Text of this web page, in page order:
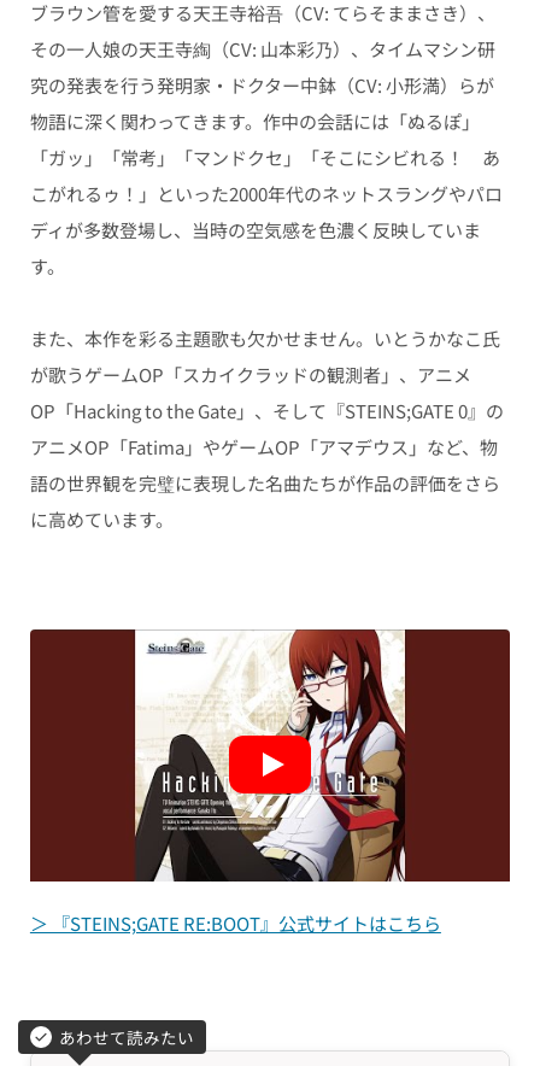
ブラウン管を愛する天王寺裕吾（CV: てらそままさき）、
その一人娘の天王寺綯（CV: 山本彩乃）、タイムマシン研
究の発表を行う発明家・ドクター中鉢（CV: 小形満）らが
物語に深く関わってきます。作中の会話には「ぬるぽ」
「ガッ」「常考」「マンドクセ」「そこにシビれる！ あ
こがれるゥ！」といった2000年代のネットスラングやパロ
ディが多数登場し、当時の空気感を色濃く反映していま
す。
また、本作を彩る主題歌も欠かせません。いとうかなこ氏
が歌うゲームOP「スカイクラッドの観測者」、アニメ
OP「Hacking to the Gate」、そして『STEINS;GATE 0』の
アニメOP「Fatima」やゲームOP「アマデウス」など、物
語の世界観を完璧に表現した名曲たちが作品の評価をさら
に高めています。
＞ 『STEINS;GATE RE:BOOT』公式サイトはこちら
あわせて読みたい